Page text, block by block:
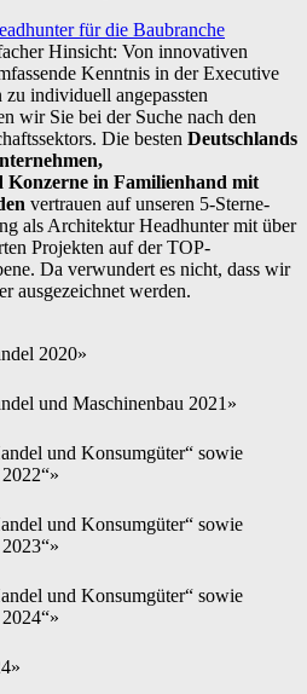
für die Baubranche
Hinsicht: Von innovativen
Kenntnis in der Executive
individuell angepassten
wir Sie bei der Suche nach den
Die besten Deutschlands
Konzerne in Familienhand mit
vertrauen auf unseren 5-Sterne-
als Architektur Headhunter mit über
Projekten auf der TOP-
Da verwundert es nicht, dass wir
ausgezeichnet werden.
2020»
und Maschinenbau 2021»
und Konsumgüter“ sowie
und Konsumgüter“ sowie
und Konsumgüter“ sowie